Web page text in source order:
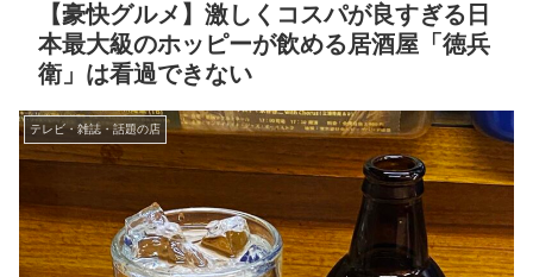
【豪快グルメ】激しくコスパが良すぎる日
本最大級のホッピーが飲める居酒屋「徳兵
衛」は看過できない
テレビ・雑誌・話題の店